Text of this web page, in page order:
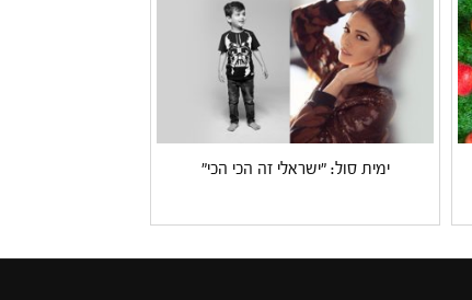
ימית סול: "ישראלי זה הכי הכי"